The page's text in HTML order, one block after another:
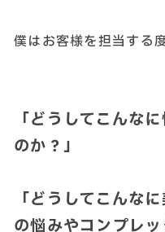
僕はお客様を担当する
「どうしてこんな
のか？」
「どうしてこんな
の悩みやコンプレ